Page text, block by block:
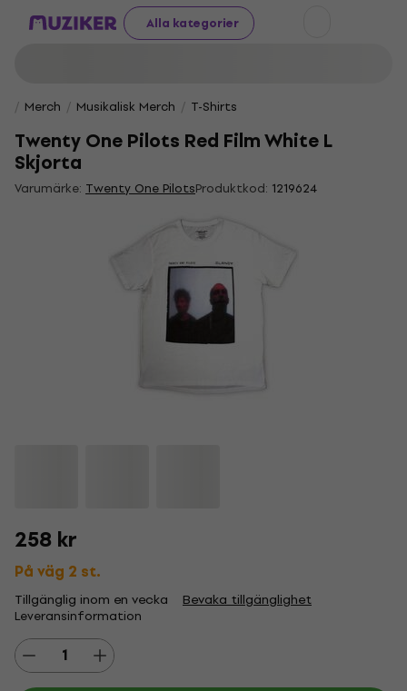
Alla kategorier
Merch Musikalisk Merch T-Shirts
Twenty One Pilots Red Film White L
Skjorta
Varumärke: Twenty One PilotsProduktkod: 1219624
258 kr
På väg 2 st.
Tillgänglig inom en vecka Bevaka tillgänglighet
Leveransinformation